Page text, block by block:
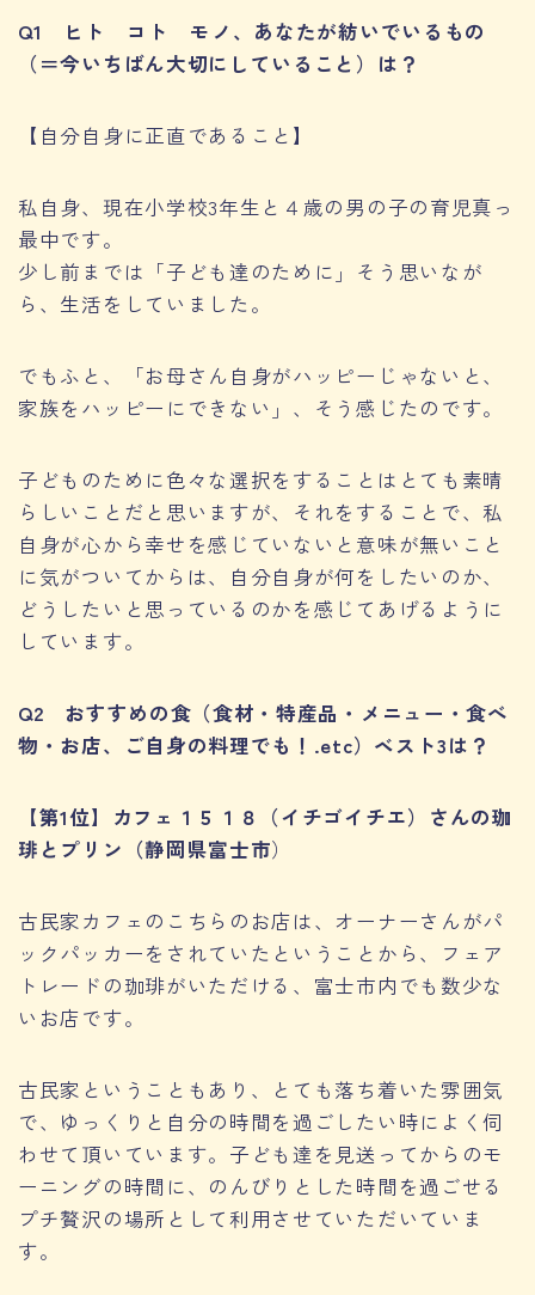
Q1 ヒト コト モノ、あなたが紡いでいるもの
（＝今いちばん大切にしていること）は？
【自分自身に正直であること】
私自身、現在小学校3年生と４歳の男の子の育児真っ
最中です。
少し前までは「子ども達のために」そう思いなが
ら、生活をしていました。
でもふと、「お母さん自身がハッピーじゃないと、
家族をハッピーにできない」、そう感じたのです。
子どものために色々な選択をすることはとても素晴
らしいことだと思いますが、それをすることで、私
自身が心から幸せを感じていないと意味が無いこと
に気がついてからは、自分自身が何をしたいのか、
どうしたいと思っているのかを感じてあげるように
しています。
Q2 おすすめの食（食材・特産品・メニュー・食べ
物・お店、ご自身の料理でも！.etc）ベスト3は？
【第1位】カフェ１５１８（イチゴイチエ）さんの珈
琲とプリン（静岡県富士市）
古民家カフェのこちらのお店は、オーナーさんがパ
ックパッカーをされていたということから、フェア
トレードの珈琲がいただける、富士市内でも数少な
いお店です。
古民家ということもあり、とても落ち着いた雰囲気
で、ゆっくりと自分の時間を過ごしたい時によく伺
わせて頂いています。子ども達を見送ってからのモ
ーニングの時間に、のんびりとした時間を過ごせる
プチ贅沢の場所として利用させていただいていま
す。